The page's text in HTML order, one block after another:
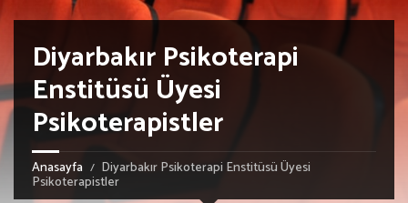
Diyarbakır Psikoterapi
Enstitüsü Üyesi
Psikoterapistler
Anasayfa Diyarbakır Psikoterapi Enstitüsü Üyesi
Psikoterapistler